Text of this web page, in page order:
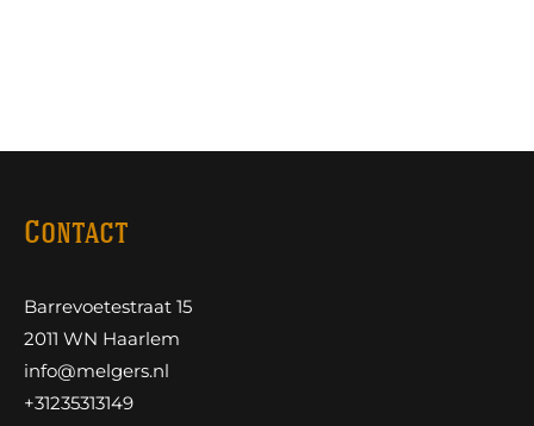
Contact
Barrevoetestraat 15
2011 WN Haarlem
info@melgers.nl
+31235313149